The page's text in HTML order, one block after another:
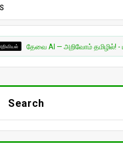
தேவை AI — அறிவோம் தமிழில்! - பாகம் 01
Search